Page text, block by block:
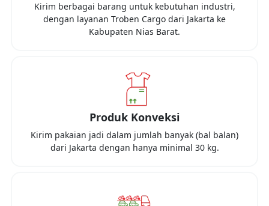
Kirim berbagai barang untuk kebutuhan industri,
dengan layanan Troben Cargo dari Jakarta ke
Kabupaten Nias Barat.
Produk Konveksi
Kirim pakaian jadi dalam jumlah banyak (bal balan)
dari Jakarta dengan hanya minimal 30 kg.